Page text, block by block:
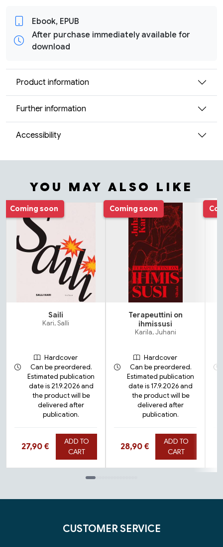
Ebook, EPUB
After purchase immediately available for
download
Product information
Further information
Accessibility
YOU MAY ALSO LIKE
Tuoteluettelon alku
Coming soon
Saili
Kari, Salli
Hardcover
Can be preordered.
Estimated publication
date is 21.9.2026 and
the product will be
delivered after
publication.
Hinta nyt
27,90 €
ADD TO
CART
Coming soon
Terapeuttini on
ihmissusi
Karila, Juhani
Hardcover
Can be preordered.
Estimated publication
date is 17.9.2026 and
the product will be
delivered after
publication.
Hinta nyt
28,90 €
ADD TO
CART
CUSTOMER SERVICE